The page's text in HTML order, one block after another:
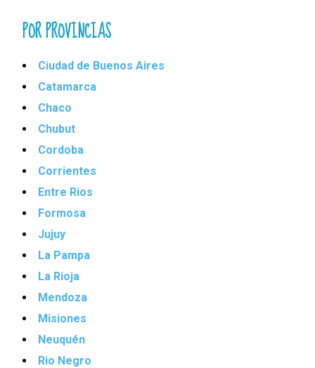
POR PROVINCIAS
Ciudad de Buenos Aires
Catamarca
Chaco
Chubut
Cordoba
Corrientes
Entre Rios
Formosa
Jujuy
La Pampa
La Rioja
Mendoza
Misiones
Neuquén
Rio Negro